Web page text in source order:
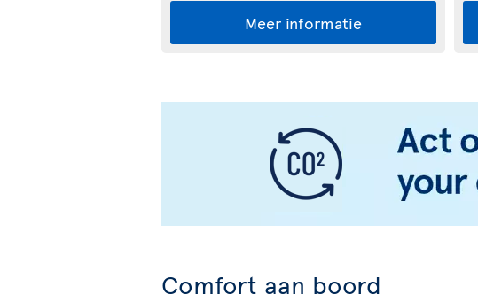
Meer informatie
Comfort aan boord